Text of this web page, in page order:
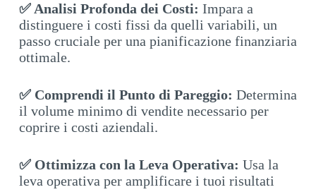
✅ Analisi Profonda dei Costi: Impara a
distinguere i costi fissi da quelli variabili, un
passo cruciale per una pianificazione finanziaria
ottimale.
✅ Comprendi il Punto di Pareggio: Determina
il volume minimo di vendite necessario per
coprire i costi aziendali.
✅ Ottimizza con la Leva Operativa: Usa la
leva operativa per amplificare i tuoi risultati